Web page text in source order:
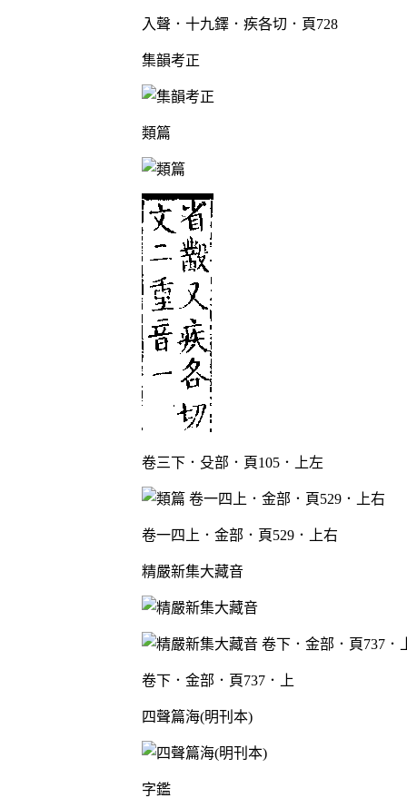
入聲．十九鐸．疾各切．頁728
集韻考正
類篇
卷三下．殳部．頁105．上左
卷一四上．金部．頁529．上右
精嚴新集大藏音
卷下．金部．頁737．上
四聲篇海(明刊本)
字鑑